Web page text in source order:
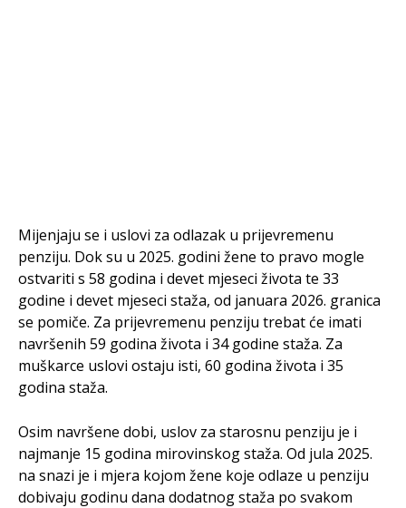
Mijenjaju se i uslovi za odlazak u prijevremenu
penziju. Dok su u 2025. godini žene to pravo mogle
ostvariti s 58 godina i devet mjeseci života te 33
godine i devet mjeseci staža, od januara 2026. granica
se pomiče. Za prijevremenu penziju trebat će imati
navršenih 59 godina života i 34 godine staža. Za
muškarce uslovi ostaju isti, 60 godina života i 35
godina staža.
Osim navršene dobi, uslov za starosnu penziju je i
najmanje 15 godina mirovinskog staža. Od jula 2025.
na snazi je i mjera kojom žene koje odlaze u penziju
dobivaju godinu dana dodatnog staža po svakom